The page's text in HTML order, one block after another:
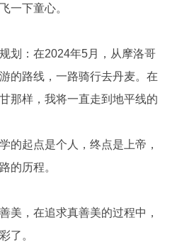
一下童心。
划：在2024年5月，从摩洛哥
的路线，一路骑行去丹麦。在
那样，我将一直走到地平线的
的起点是个人，终点是上帝，
的历程。
美，在追求真善美的过程中，
了。